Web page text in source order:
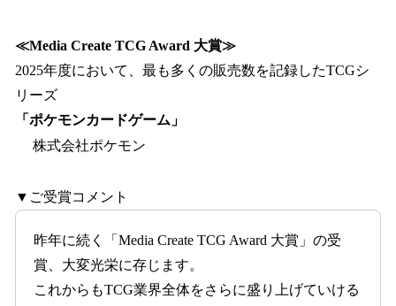
≪Media Create TCG Award 大賞≫
2025年度において、最も多くの販売数を記録したTCGシ
リーズ
「ポケモンカードゲーム」
株式会社ポケモン
▼ご受賞コメント
昨年に続く「Media Create TCG Award 大賞」の受
賞、大変光栄に存じます。
これからもTCG業界全体をさらに盛り上げていける